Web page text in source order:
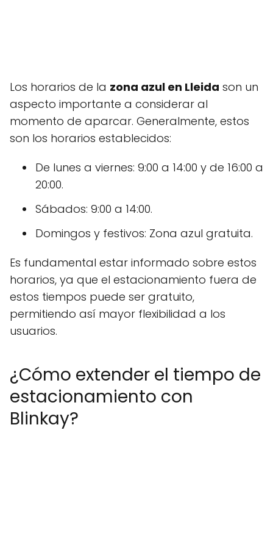
Los horarios de la zona azul en Lleida son un
aspecto importante a considerar al
momento de aparcar. Generalmente, estos
son los horarios establecidos:
De lunes a viernes: 9:00 a 14:00 y de 16:00 a
20:00.
Sábados: 9:00 a 14:00.
Domingos y festivos: Zona azul gratuita.
Es fundamental estar informado sobre estos
horarios, ya que el estacionamiento fuera de
estos tiempos puede ser gratuito,
permitiendo así mayor flexibilidad a los
usuarios.
¿Cómo extender el tiempo de
estacionamiento con
Blinkay?